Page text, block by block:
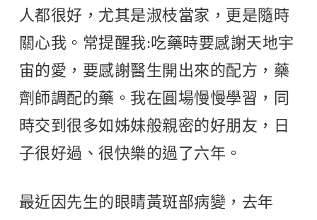
人都很好，尤其是淑枝當家，更是隨時
關心我。常提醒我:吃藥時要感謝天地宇
宙的愛，要感謝醫生開出來的配方，藥
劑師調配的藥。我在圓場慢慢學習，同
時交到很多如姊妹般親密的好朋友，日
子很好過、很快樂的過了六年。
最近因先生的眼睛黃斑部病變，去年